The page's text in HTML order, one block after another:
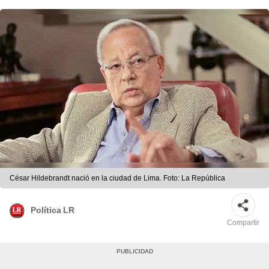
César Hildebrandt nació en la ciudad de Lima. Foto: La República
Política LR
Compartir